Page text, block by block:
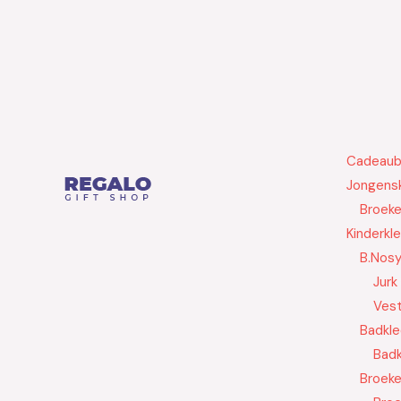
B.Nosy
Jurk
Vest